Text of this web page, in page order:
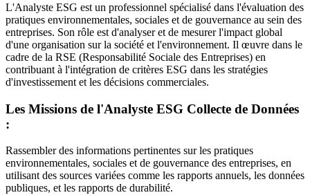
L'Analyste ESG est un professionnel spécialisé dans l'évaluation des
pratiques environnementales, sociales et de gouvernance au sein des
entreprises. Son rôle est d'analyser et de mesurer l'impact global
d'une organisation sur la société et l'environnement. Il œuvre dans le
cadre de la RSE (Responsabilité Sociale des Entreprises) en
contribuant à l'intégration de critères ESG dans les stratégies
d'investissement et les décisions commerciales.
Les Missions de l'Analyste ESG Collecte de Données
:
Rassembler des informations pertinentes sur les pratiques
environnementales, sociales et de gouvernance des entreprises, en
utilisant des sources variées comme les rapports annuels, les données
publiques, et les rapports de durabilité.